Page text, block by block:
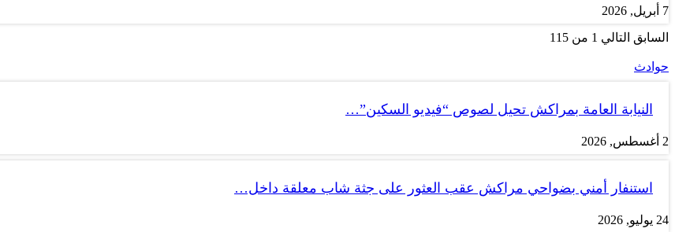
7 أبريل, 2026
السابق التالي 1 من 115
حوادث
النيابة العامة بمراكش تحيل لصوص “فيديو السكين”…
2 أغسطس, 2026
استنفار أمني بضواحي مراكش عقب العثور على جثة شاب معلقة داخل…
24 يوليو, 2026